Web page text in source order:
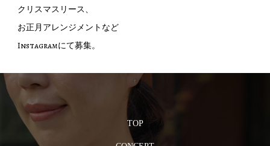
クリスマスリース、
お正月アレンジメントなど
Instagramにて募集。
TOP